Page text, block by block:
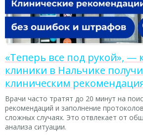
«Теперь все под рукой», —
клиники в Нальчике
клиническим
Врачи часто тратят до 20 минут на
рекомендаций и заполнение
сложных случаях. Это отвлекает от
анализа ситуации.